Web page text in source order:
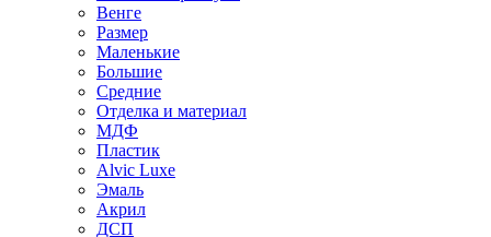
Венге
Размер
Маленькие
Большие
Средние
Отделка и материал
МДФ
Пластик
Alvic Luxe
Эмаль
Акрил
ДСП